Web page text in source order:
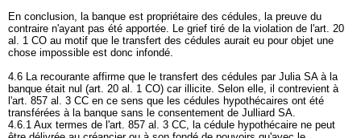
En conclusion, la banque est propriétaire des cédules, la preuve du
contraire n'ayant pas été apportée. Le grief tiré de la violation de l'art. 20
al. 1 CO au motif que le transfert des cédules aurait eu pour objet une
chose impossible est donc infondé.
4.6 La recourante affirme que le transfert des cédules par Julia SA à la
banque était nul (art. 20 al. 1 CO) car illicite. Selon elle, il contrevient à
l'art. 857 al. 3 CC en ce sens que les cédules hypothécaires ont été
transférées à la banque sans le consentement de Julliard SA.
4.6.1 Aux termes de l'art. 857 al. 3 CC, la cédule hypothécaire ne peut